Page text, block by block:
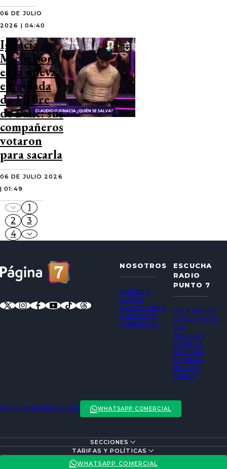
06 DE JULIO
2026 | 04:40
Ignacia
Michelson
es la nueva
eliminada
de Fiebre
de Baile: sus
compañeros
votaron
para sacarla
06 DE JULIO 2026
| 01:49
1
2
3
4
NOSOTROS
QUIÉNES
SOMOS
DIRECCIONES
CONTACTO
COMERCIAL
ESCUCHA
RADIO
PUNTO 7
VALPARAÍSO
CONCEPCIÓN
LOS
ÁNGELES
TEMUCO
VALDIVIA
OSORNO
PUERTO
MONTT
POLÍTICA DE PRIVACIDAD WHATSAPP COMERCIAL
SECCIONES
ACTUALIDAD
TARIFAS Y POLÍTICAS
POLÍTICA DE PRIVACIDAD
WHATSAPP COMERCIAL